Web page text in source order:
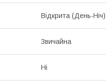
Відкрита (День-Ніч)
Звичайна
Ні